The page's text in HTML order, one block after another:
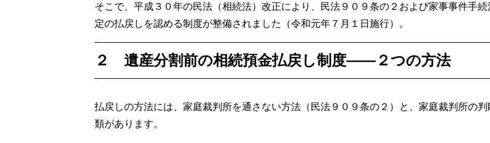
そこで、平成３０年の民法（相続法）改正により、民法９０９条の２および家事事件手
定の払戻しを認める制度が整備されました（令和元年７月１日施行）。
２ 遺産分割前の相続預金払戻し制度――２つの方法
払戻しの方法には、家庭裁判所を通さない方法（民法９０９条の２）と、家庭裁判所の
類があります。